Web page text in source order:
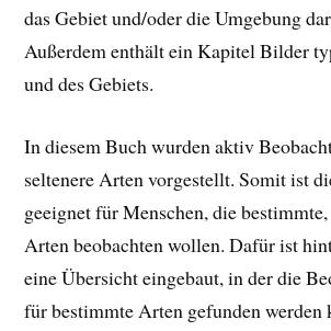
das Gebiet und/oder die Umgebung
Außerdem enthält ein Kapitel Bilder
und des Gebiets.
In diesem Buch wurden aktiv
seltenere Arten vorgestellt. Somit ist
geeignet für Menschen, die
Arten beobachten wollen. Dafür ist
eine Übersicht eingebaut, in der die
für bestimmte Arten gefunden werden